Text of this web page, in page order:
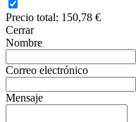
Precio total: 150,78 €
Cerrar
Nombre
Correo electrónico
Mensaje